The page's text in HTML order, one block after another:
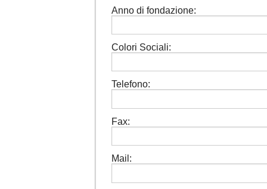
Anno di fondazione:
Colori Sociali:
Telefono:
Fax:
Mail: